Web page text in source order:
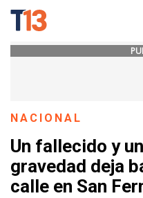
NACIONAL
Un fallecido y
gravedad deja
calle en San